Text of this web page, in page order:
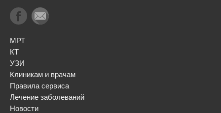
МРТ
КТ
УЗИ
Клиникам и врачам
Правила сервиса
Лечение заболеваний
Новости